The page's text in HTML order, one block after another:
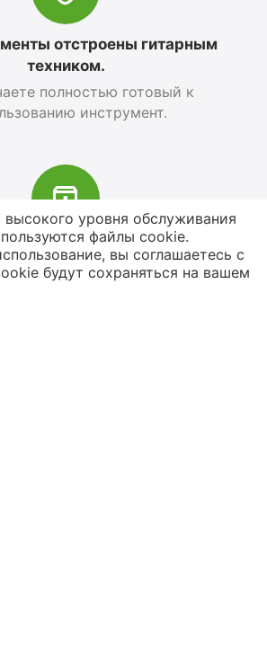
отстроены гитарным
техником.
полностью готовый к
инструмент.
более 4000 наименований
товаров
до сценического
высокого уровня обслуживания
файлы cookie.
вы соглашаетесь с
будут сохраняться на вашем